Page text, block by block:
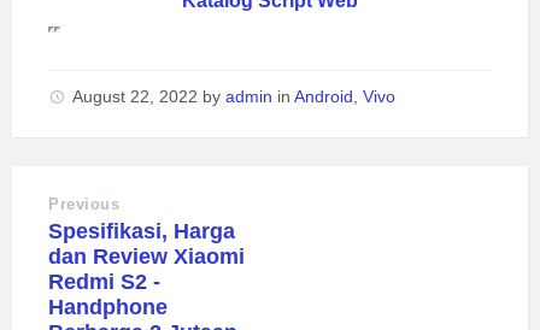
August 22, 2022 by admin in Android Vivo
Previous
Spesifikasi, Harga
dan Review Xiaomi
Redmi S2 -
Handphone